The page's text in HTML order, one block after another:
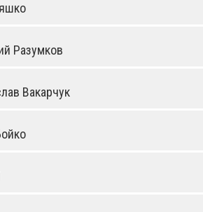
Разумков
Вакарчук